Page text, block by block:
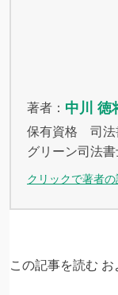
著者： 中川 徳
保有資格 司法
グリーン司法
クリックで著者
この記事を読む お